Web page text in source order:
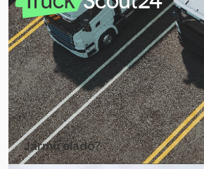
raktérmagasság:1 960 mm, Gyártási év:2023
elektronikus stabilitásprogram (ESP),
légkondicionálás , Főbb felszereltség:
rendszer, multifunkciós kormánykerék,
ablakok stb. Hívjon minket WhatsApp/Viber-
S Rpsfx Adkjk
Jármű eladó?